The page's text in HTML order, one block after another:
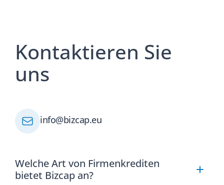
Kontaktieren Sie
uns
info@bizcap.eu
Welche Art von Firmenkrediten
bietet Bizcap an?